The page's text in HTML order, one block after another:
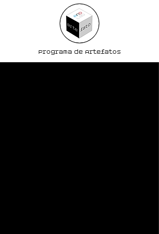
Programa de Artefatos